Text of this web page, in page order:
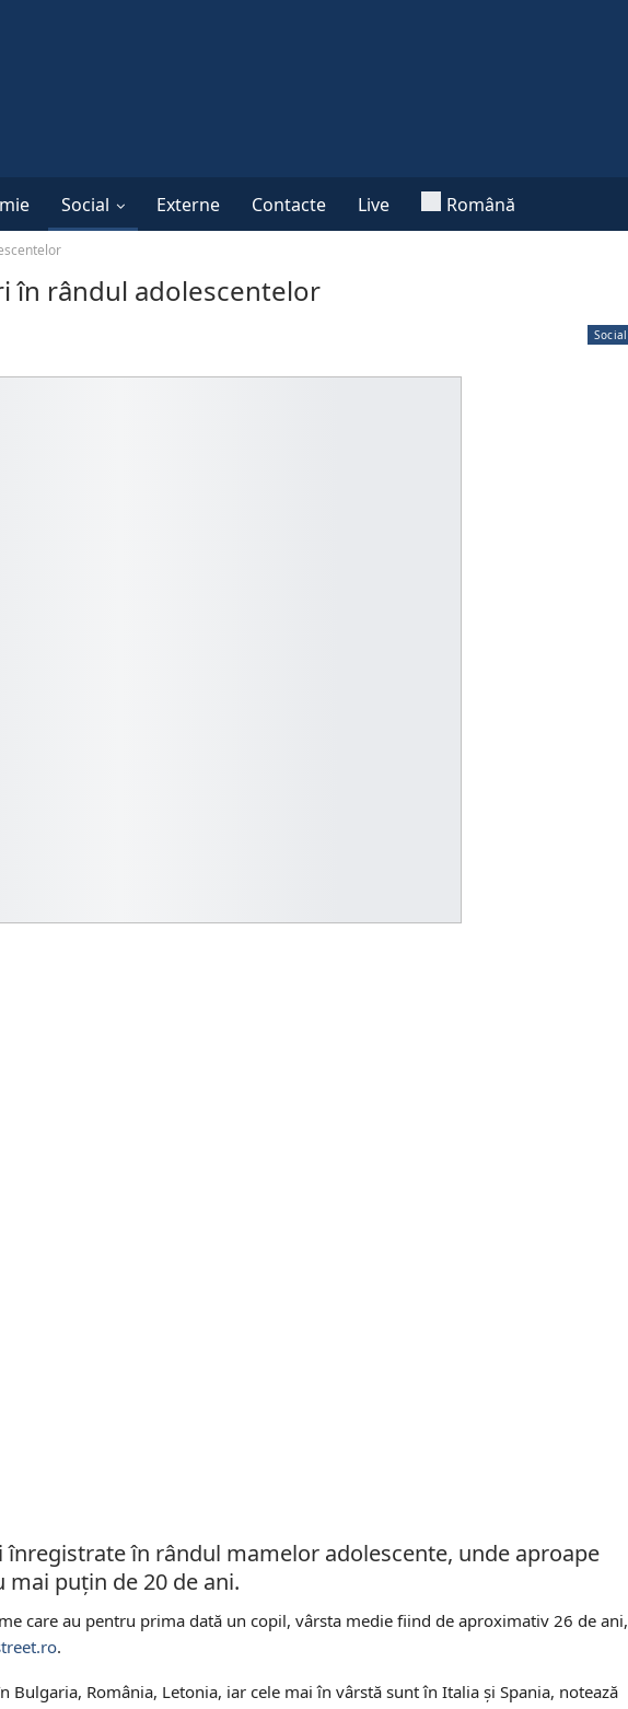
Social Externe Contacte Live Română
în rândul adolescentelor
Social
în rândul mamelor adolescente, unde aproape
mai puțin de 20 de ani.
care au pentru prima dată un copil, vârsta medie fiind de aproximativ 26 de ani,
.
România, Letonia, iar cele mai în vârstă sunt în Italia și Spania, notează